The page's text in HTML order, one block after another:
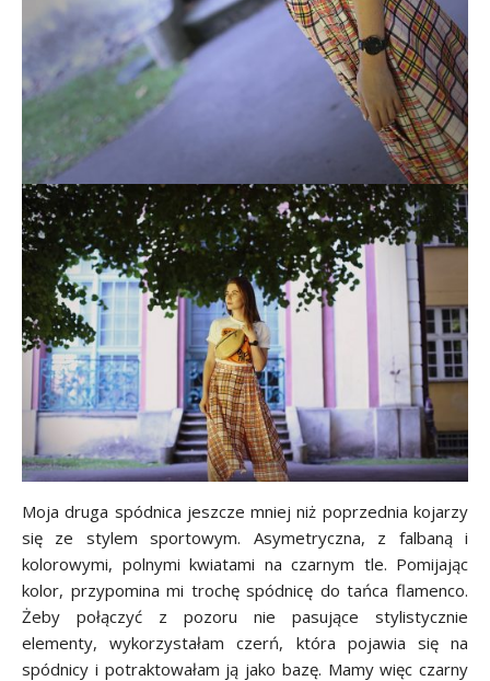
Moja druga spódnica jeszcze mniej niż poprzednia kojarzy
się ze stylem sportowym. Asymetryczna, z falbaną i
kolorowymi, polnymi kwiatami na czarnym tle. Pomijając
kolor, przypomina mi trochę spódnicę do tańca flamenco.
Żeby połączyć z pozoru nie pasujące stylistycznie
elementy, wykorzystałam czerń, która pojawia się na
spódnicy i potraktowałam ją jako bazę. Mamy więc czarny